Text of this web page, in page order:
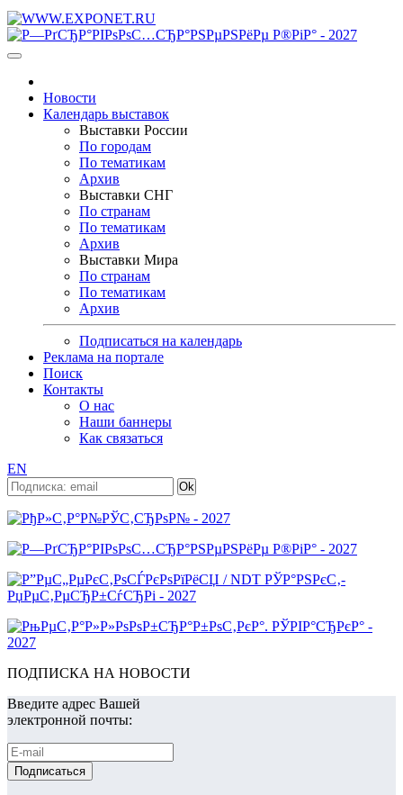
Новости
Календарь выставок
Выставки России
По городам
По тематикам
Архив
Выставки СНГ
По странам
По тематикам
Архив
Выставки Мира
По странам
По тематикам
Архив
Подписаться на календарь
Реклама на портале
Поиск
Контакты
О нас
Наши баннеры
Как связаться
EN
ПОДПИСКА НА НОВОСТИ
Введите адрес Вашей
электронной почты: